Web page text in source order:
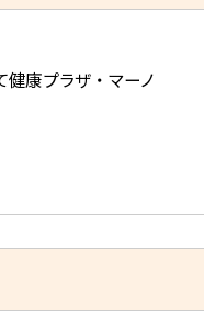
康プラザ・マーノ